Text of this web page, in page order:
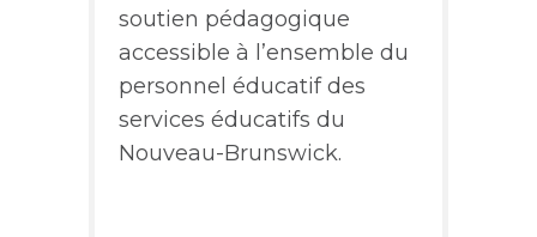
soutien pédagogique
accessible à l’ensemble du
personnel éducatif des
services éducatifs du
Nouveau-Brunswick.